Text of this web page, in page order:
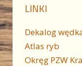
LINKI
Dekalog
Atlas ryb
Okręg PZW